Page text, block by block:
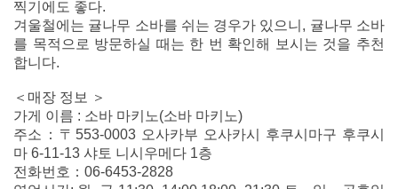
찍기에도 좋다.
겨울철에는 귤나무 소바를 쉬는 경우가 있으니, 귤나무 소바
를 목적으로 방문하실 때는 한 번 확인해 보시는 것을 추천
합니다.
＜매장 정보 ＞
가게 이름 : 소바 마키노(소바 마키노)
주소：〒553-0003 오사카부 오사카시 후쿠시마구 후쿠시
마 6-11-13 샤토 니시우메다 1층
전화번호：06-6453-2828